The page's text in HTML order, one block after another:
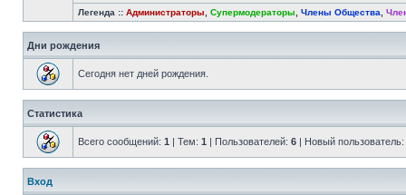
Легенда :: Администраторы Супермодераторы Члены Общества
Дни рождения
Сегодня нет дней рождения.
Статистика
Всего сообщений: 1 | Тем: 1 | Пользователей: 6 | Новый пользователь:
Вход